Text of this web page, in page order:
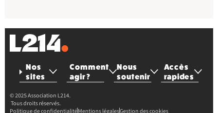
Nos
sites
Comment
agir ?
Nous
soutenir
Accès
rapides
© 2025 Association L214.
Tous droits réservés.
Politique de confidentialitéMentions légalesGestion des cookies